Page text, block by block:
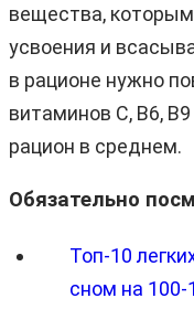
вещества,
усвоения и
в рационе нужно
витаминов C, B6,
рацион в среднем.
Обязательно
Топ-10
сном на 100-